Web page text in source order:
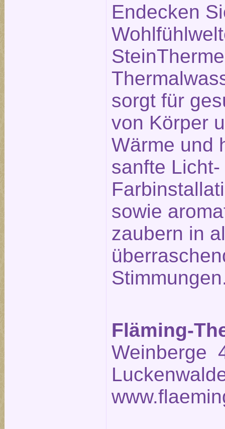
Endecken
sorgt für
von Körper
Wärme und
sanfte Licht-
sowie
zaubern in
Fläming-
Weinberge